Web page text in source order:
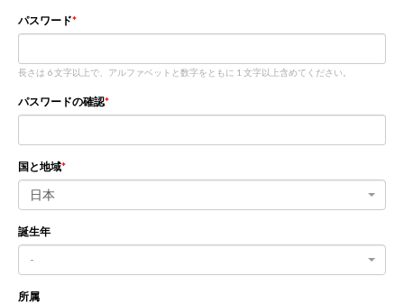
パスワード
長さは 6 文字以上で、アルファベットと数字をともに 1 文字以上含めてください。
パスワードの確認
国と地域
日本
誕生年
-
所属